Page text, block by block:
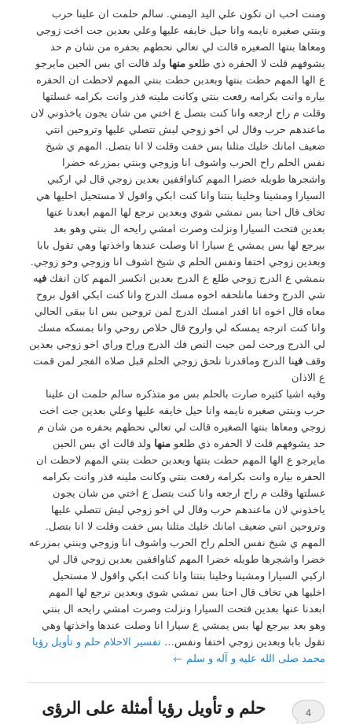
ومنت احب ان تكون علي اليد اليمني. سالم حلمت ان علينا حرب
وبنتي صغيره نايمه وانا حيل خايفه عليها وعلي بعدين جت اخت زوجي
ومعاها بنتها الصغيره قالت لي تعالي نحطهم بحفره من شان م حد
يشوفهم قلت لا الحفره ذي طلعومنها ولد قالت اي بس الحين مايرجو
ع الها المهم حطت بنتها وبعدبن حطت بنتي المهم لاحظت ان الحفره
بياره وانت بكرامه رفعت بنتي وكانت ملينه قذر وانت بكرامه غسلتها
وقلت م راح ارجعه وانا كنت بتصل ع اختي من شان يجون ياخذوني لان
ماعندهم حرب وقال لي اخو زوجي ليش تتصلي عليها وتروحين انتي
ضعيف امانك خليك مثلنا بس خفت وقلت لا انا بتصل. المهم ي شيخ
نفس الحلم راح الحرب واشوف انا وزوجي وبنتي بمزرعه خضرا
واشجرها طويله خضرا المهم كناواقفين بعدين زوجي قال لي اركبي
السيارا ومشينا وخلينا بنتنا وانا كنت ابكي واقول لا مستحيل اخليها هي
تخاف قال احنا بس نمشي شوي وبعدين نرجع لها المهم ابعدنا عنها
بعدين فتحت السيارا ونزلت وصرت امشي رايحه ال بنتي وهو بعد
بيرجع لها بس يمشي ع سيارا انا وصلت عندها واخذتها وهي تقول بابا
وبعدين زوجي اختفا ونفس الحلم ي شيخ اشوف انا وزوجي وخو زوجي.
بنمشي ع الدرج زوجي طلع ع الدرج بعدين انكسر المهم كان انفكفيه
شي الدرج وخفنا مانلحقه اخوه مسك الدرج وانا كنت ابكي اقول بروح
معاه قال اخوه انا اقدر امسك الدرج لمن تروحين بس انا ببقى الحالي
وانا كنت اترجه يمسكه لي واروح قال خلاص روحي وانا بمسكه مسك
لي الدرج ورحت لمن جيت النص فك الدرج وراح وراي اخو زوجي بعدين
وقففينا الدرج وماقدرنا نلحق زوجي الحلم قبل صلاه الفجر لمن قمت
ع الاذان
وفيه اشيا كثيره صارت بالحلم بس مو متذكره سالم حلمت ان علينا
حرب وبنتي صغيره نايمه وانا حيل خايفه عليها وعلي بعدين جت اخت
زوجي ومعاها بنتها الصغيره قالت لي تعالي نحطهم بحفره من شان م
حد يشوفهم قلت لا الحفره ذي طلعومنها ولد قالت اي بس الحين
مايرجو ع الها المهم حطت بنتها وبعدبن حطت بنتي المهم لاحظت ان
الحفره بياره وانت بكرامه رفعت بنتي وكانت ملينه قذر وانت بكرامه
غسلتها وقلت م راح ارجعه وانا كنت بتصل ع اختي من شان يجون
ياخذوني لان ماعندهم حرب وقال لي اخو زوجي ليش تتصلي عليها
وتروحين انتي ضعيف امانك خليك مثلنا بس خفت وقلت لا انا بتصل.
المهم ي شيخ نفس الحلم راح الحرب واشوف انا وزوجي وبنتي بمزرعه
خضرا واشجرها طويله خضرا المهم كناواقفين بعدين زوجي قال لي
اركبي السيارا ومشينا وخلينا بنتنا وانا كنت ابكي واقول لا مستحيل
اخليها هي تخاف قال احنا بس نمشي شوي وبعدين نرجع لها المهم
ابعدنا عنها بعدين فتحت السيارا ونزلت وصرت امشي رايحه ال بنتي
وهو بعد بيرجع لها بس يمشي ع سيارا انا وصلت عندها واخذتها وهي
تقول بابا وبعدين زوجي اختفا ونفس…تفسير الاحلام حلم و تأويل رؤيا
محمد صلى الله عليه و آله و سلم ←
حلم و تأويل رؤيا أمثلة على الرؤى
4